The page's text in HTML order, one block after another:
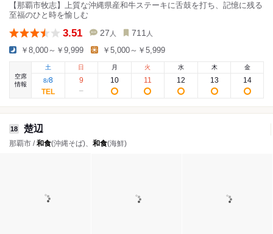
【那覇市牧志】上質な沖縄県産和牛ステーキに舌鼓を打ち、記憶に残る
至福のひと時を愉しむ
3.51 27 人 711 人
￥8,000～￥9,999 ￥5,000～￥5,999
空席
情報
土
8/8
日
9
月
10
火
11
水
12
木
13
金
14
18 楚辺
那覇市 /和食(沖縄そば)、 和食(海鮮)